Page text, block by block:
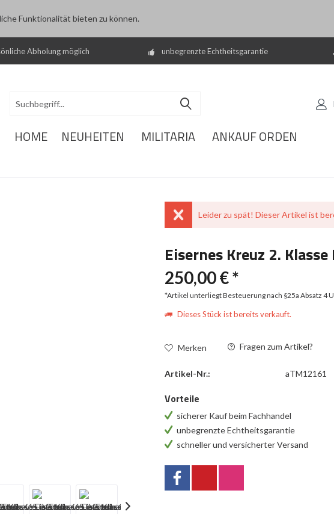
Funktionalität bieten zu können.
Abholung möglich unbegrenzte Echtheitsgarantie
HOME NEUHEITEN MILITARIA ANKAUF ORDEN
Leider zu spät! Dieser Artikel ist
Eisernes Kreuz 2.
250,00 € *
*Artikel unterliegt Besteuerung nach §25a Absatz 4
Dieses Stück ist bereits verkauft.
Merken Fragen zum Artikel?
Artikel-Nr.: aTM12161
Vorteile
sicherer Kauf beim Fachhandel
unbegrenzte Echtheitsgarantie
schneller und versicherter Versand